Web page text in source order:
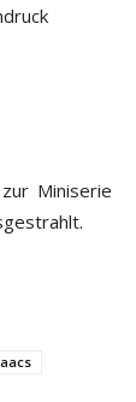
Miniserie